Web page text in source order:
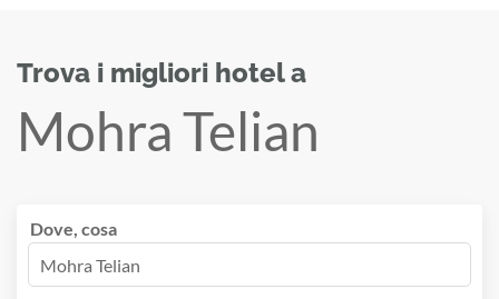
Trova i migliori hotel a
Mohra Telian
Dove, cosa